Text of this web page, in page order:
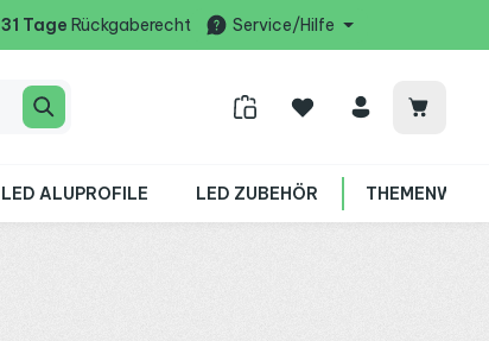
31 Tage Rückgaberecht Service/Hilfe
LED ALUPROFILE LED ZUBEHÖR